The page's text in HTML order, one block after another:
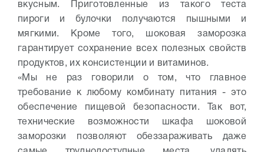
вкусным. Приготовленные из такого теста
пироги и булочки получаются пышными и
мягкими. Кроме того, шоковая заморозка
гарантирует сохранение всех полезных свойств
продуктов, их консистенции и витаминов.
«Мы не раз говорили о том, что главное
требование к любому комбинату питания - это
обеспечение пищевой безопасности. Так вот,
технические возможности шкафа шоковой
заморозки позволяют обеззараживать даже